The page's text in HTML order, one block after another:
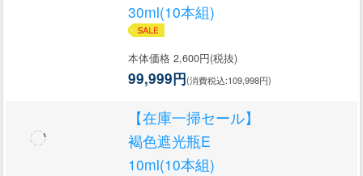
30ml(10本組)
本体価格 2,600円(税抜)
99,999円(消費税込:109,998円)
【在庫一掃セール】
褐色遮光瓶E
10ml(10本組)